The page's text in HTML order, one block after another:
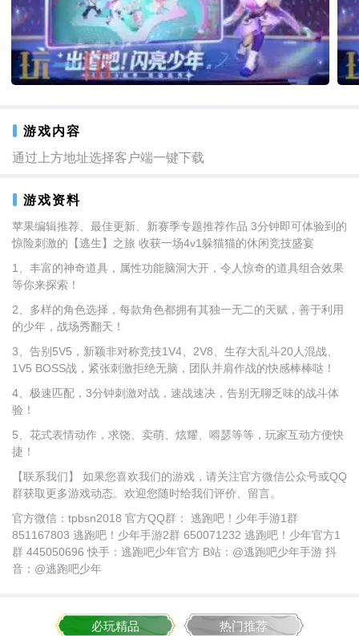
游戏内容
通过上方地址选择客户端一键下载
游戏资料
苹果编辑推荐、最佳更新、新赛季专题推荐作品 3分钟即可体验到的
惊险刺激的【逃生】之旅 收获一场4v1躲猫猫的休闲竞技盛宴
1、丰富的神奇道具，属性功能脑洞大开，令人惊奇的道具组合效果
等你来探索！
2、多样的角色选择，每款角色都拥有其独一无二的天赋，善于利用
的少年，战场秀翻天！
3、告别5V5，新颖非对称竞技1V4、2V8、生存大乱斗20人混战、
1V5 BOSS战，紧张刺激拒绝无脑，团队并肩作战的快感棒棒哒！
4、极速匹配，3分钟刺激对战，速战速决，告别无聊乏味的战斗体
验！
5、花式表情动作，求饶、卖萌、炫耀、嘚瑟等等，玩家互动方便快
捷！
【联系我们】 如果您喜欢我们的游戏，请关注官方微信公众号或QQ
群获取更多游戏动态。欢迎您随时给我们评价、留言。
官方微信：tpbsn2018 官方QQ群： 逃跑吧！少年手游1群
851167803 逃跑吧！少年手游2群 650071232 逃跑吧！少年官方1
群 445050696 快手：逃跑吧少年官方 B站：@逃跑吧少年手游 抖
音：@逃跑吧少年
必玩精品 热门推荐